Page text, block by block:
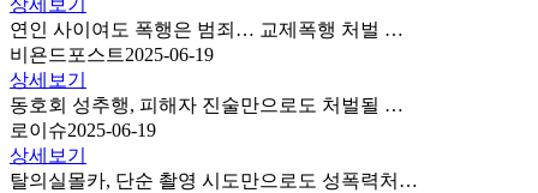
연인 사이여도 폭행은 범죄… 교제폭행 처벌 …
비욘드포스트2025-06-19
상세보기
동호회 성추행, 피해자 진술만으로도 처벌될 …
로이슈2025-06-19
상세보기
탈의실몰카, 단순 촬영 시도만으로도 성폭력처…